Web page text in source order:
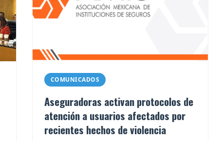
COMUNICADOS
Aseguradoras activan protocolos de
atención a usuarios afectados por
recientes hechos de violencia